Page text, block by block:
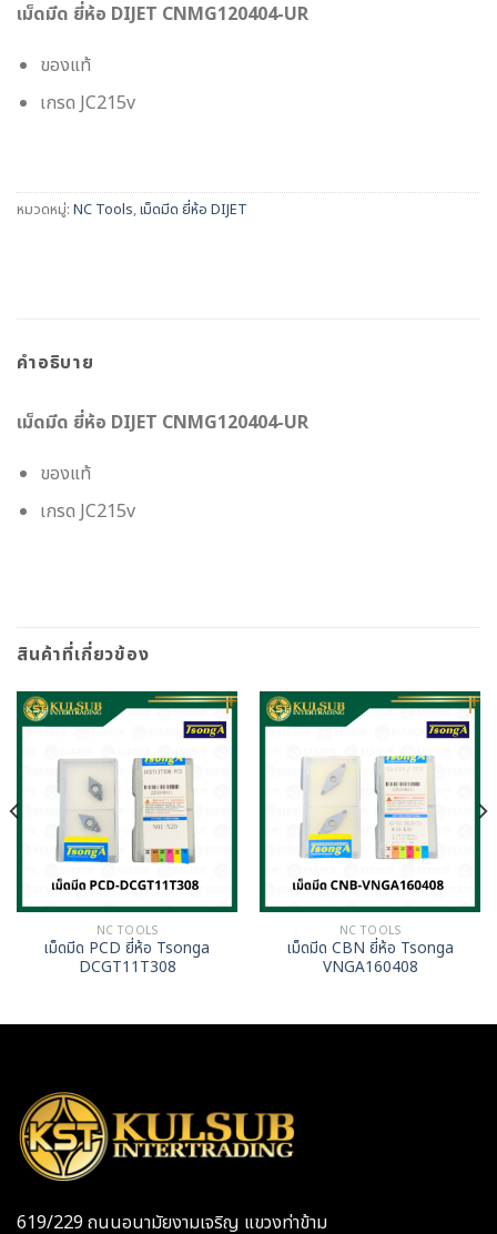
เม็ดมีด ยี่ห้อ DIJET CNMG120404-UR
ของแท้
เกรด JC215v
หมวดหมู่: NC Tools,เม็ดมีด ยี่ห้อ DIJET
คำอธิบาย
เม็ดมีด ยี่ห้อ DIJET CNMG120404-UR
ของแท้
เกรด JC215v
สินค้าที่เกี่ยวข้อง
NC TOOLS
เม็ดมีด PCD ยี่ห้อ Tsonga
DCGT11T308
NC TOOLS
เม็ดมีด CBN ยี่ห้อ Tsonga
VNGA160408
619/229 ถนนอนามัยงามเจริญ แขวงท่าข้าม